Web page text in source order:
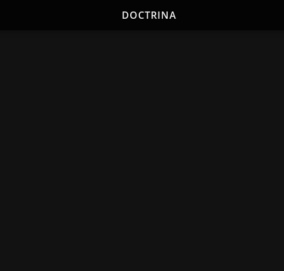
DOCTRINA